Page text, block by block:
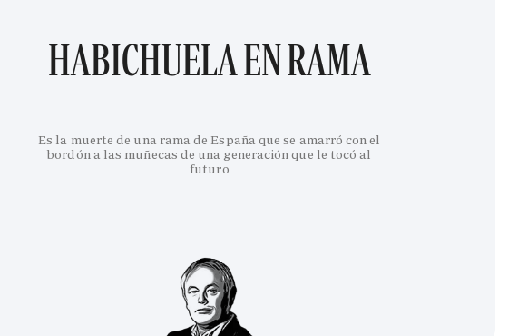
HABICHUELA EN RAMA
Es la muerte de una rama de España que se amarró con el
bordón a las muñecas de una generación que le tocó al
futuro